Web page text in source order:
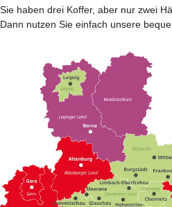
Sie haben drei Koffer, aber nur zwei
Dann nutzen Sie einfach unsere